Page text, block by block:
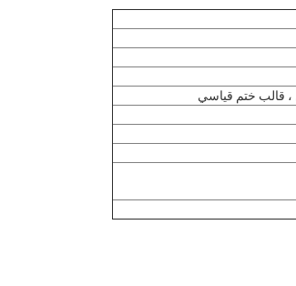
، قالب ختم قياسي